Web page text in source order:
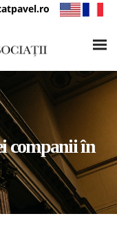
companii în